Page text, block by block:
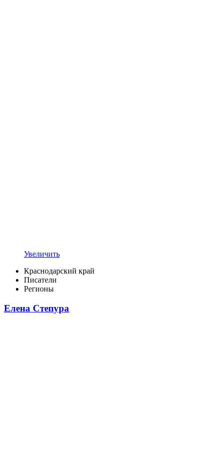
Увеличить
Краснодарский край
Писатели
Регионы
Елена Степура